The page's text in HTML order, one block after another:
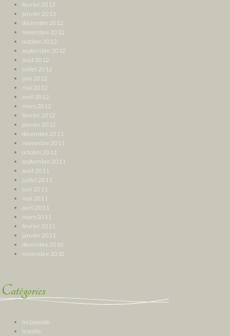
février 2013
janvier 2013
décembre 2012
novembre 2012
octobre 2012
septembre 2012
août 2012
juillet 2012
juin 2012
mai 2012
avril 2012
mars 2012
février 2012
janvier 2012
décembre 2011
novembre 2011
octobre 2011
septembre 2011
août 2011
juillet 2011
juin 2011
mai 2011
avril 2011
mars 2011
février 2011
janvier 2011
décembre 2010
novembre 2010
Catégories
Inclassable
Insolite